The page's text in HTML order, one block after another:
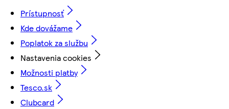
Prístupnosť
Kde dovážame
Poplatok za službu
Nastavenia cookies
Možnosti platby
Tesco.sk
Clubcard